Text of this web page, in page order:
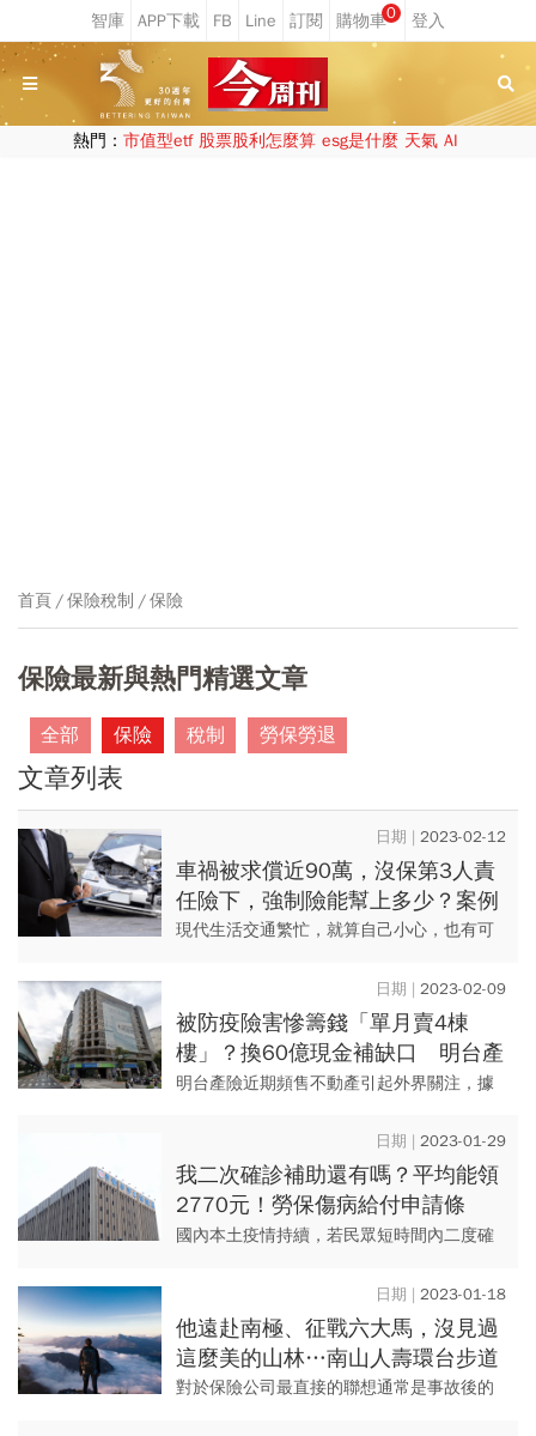
0
熱門： 市值型etf 股票股利怎麼算 esg是什麼 天氣 AI
首頁 保險稅制 保險
保險最新與熱門精選文章
全部 保險 稅制 勞保勞退
文章列表
2023-02-12
車禍被求償近90萬，沒保第3人責
任險下，強制險能幫上多少？案例
算給你看：金額小到讓人嚇一跳
現代生活交通繁忙，就算自己小心，也有可
汽機車保險能發揮多大的效益呢？2023-02-09
被防疫險害慘籌錢「單月賣4棟
樓」？換60億現金補缺口 明台產
險澄清「財務健全」，曝賣樓原因
明台產險近期頻售不動產引起外界關注，據
續出售4棟大樓，總金額高達60億，遭質疑是
否因為賣防疫險因...
2023-01-29
我二次確診補助還有嗎？平均能領
2770元！勞保傷病給付申請條
件、怎麼領、補助天數一次看
國內本土疫情持續，若民眾短時間內二度確
一次。不過，去年勞動部表示，若經醫生判
定為二次確診而須居家照護，...
2023-01-18
他遠赴南極、征戰六大馬，沒見過
這麼美的山林…南山人壽環台步道
馬拉松，颳起全民環島熱
對於保險公司最直接的聯想通常是事故後的